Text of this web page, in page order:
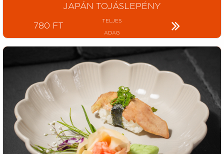
JAPÁN TOJÁSLEPÉNY
780 FT
TELJES
ADAG